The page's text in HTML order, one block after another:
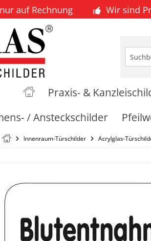
auf Rechnung Wir sind
Praxis- &
/ Ansteckschilder
Innenraum-Türschilder Acrylglas-